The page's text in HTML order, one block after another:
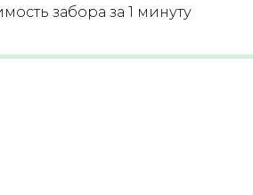
забора за 1 минуту